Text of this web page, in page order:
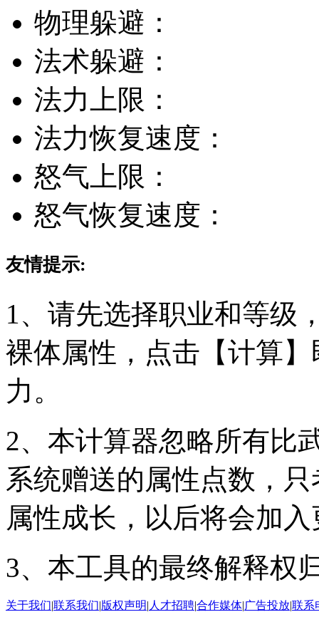
物理躲避：
法术躲避：
法力上限：
法力恢复速度：
怒气上限：
怒气恢复速度：
友情提示:
1、请先选择职业和等级
裸体属性，点击【计算
力。
2、本计算器忽略所有比
系统赠送的属性点数，
属性成长，以后将会加
3、本工具的最终解释权
关于我们|联系我们|版权声明| 人才招聘|合作媒体|广告投放|联系